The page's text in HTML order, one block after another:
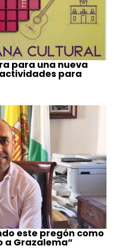
para una nueva
para
este pregón como
a Grazalema”